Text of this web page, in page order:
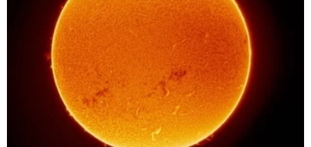
Cứu nạn thành công 30 ngư dân của
tàu cá bị cháy trên vùng biển Khánh
05/08/2026 03:58
Không được thu thêm tiền của người
bệnh BHYT nếu không khám theo